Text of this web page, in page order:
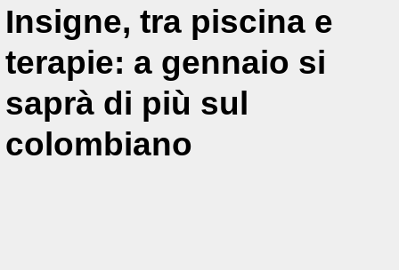
Insigne, tra piscina e
terapie: a gennaio si
saprà di più sul
colombiano